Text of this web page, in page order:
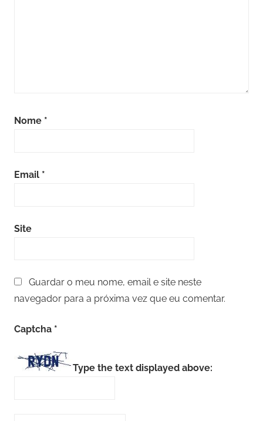
Nome *
Email *
Site
Guardar o meu nome, email e site neste
navegador para a próxima vez que eu comentar.
Captcha *
Type the text displayed above: